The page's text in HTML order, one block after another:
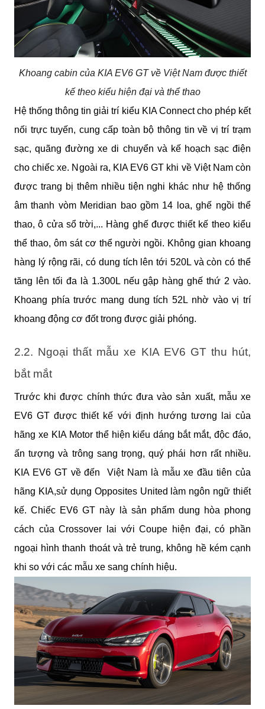
Khoang cabin của KIA EV6 GT về Việt Nam được thiết
kế theo kiểu hiện đại và thể thao
Hệ thống thông tin giải trí kiểu KIA Connect cho phép kết
nối trực tuyến, cung cấp toàn bộ thông tin về vị trí trạm
sạc, quãng đường xe di chuyển và kế hoạch sạc điện
cho chiếc xe. Ngoài ra, KIA EV6 GT khi về Việt Nam còn
được trang bị thêm nhiều tiện nghi khác như hệ thống
âm thanh vòm Meridian bao gồm 14 loa, ghế ngồi thể
thao, ô cửa sổ trời,... Hàng ghế được thiết kế theo kiểu
thể thao, ôm sát cơ thể người ngồi. Không gian khoang
hàng lý rộng rãi, có dung tích lên tới 520L và còn có thể
tăng lên tối đa là 1.300L nếu gập hàng ghế thứ 2 vào.
Khoang phía trước mang dung tích 52L nhờ vào vị trí
khoang động cơ đốt trong được giải phóng.
2.2. Ngoại thất mẫu xe KIA EV6 GT thu hút,
bắt mắt
Trước khi được chính thức đưa vào sản xuất, mẫu xe
EV6 GT được thiết kế với định hướng tương lai của
hãng xe KIA Motor thể hiện kiểu dáng bắt mắt, độc đáo,
ấn tượng và trông sang trọng, quý phái hơn rất nhiều.
KIA EV6 GT về đến  Việt Nam là mẫu xe đầu tiên của
hãng KIA,sử dụng Opposites United làm ngôn ngữ thiết
kế. Chiếc EV6 GT này là sản phẩm dung hòa phong
cách của Crossover lai với Coupe hiện đại, có phần
ngoại hình thanh thoát và trẻ trung, không hề kém cạnh
khi so với các mẫu xe sang chính hiệu.